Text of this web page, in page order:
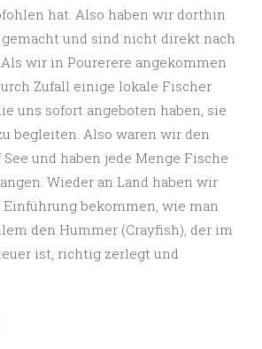
hat. Also haben wir dorthin
und sind nicht direkt nach
wir in Pourerere angekommen
Zufall einige lokale Fischer
uns sofort angeboten haben, sie
begleiten. Also waren wir den
und haben jede Menge Fische
Wieder an Land haben wir
bekommen, wie man
den Hummer (Crayfish), der im
ist, richtig zerlegt und